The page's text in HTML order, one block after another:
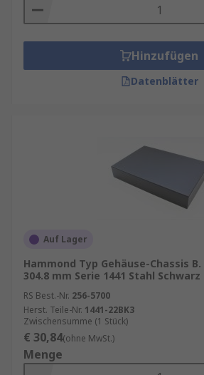
Hinzufügen
Datenblätter
Auf Lager
Hammond Typ Gehäuse-Chassis B.
304.8 mm Serie 1441 Stahl Schwarz
RS Best.-Nr. 256-5700
Herst. Teile-Nr. 1441-22BK3
Zwischensumme (1 Stück)
€ 30,84(ohne MwSt.)
Menge